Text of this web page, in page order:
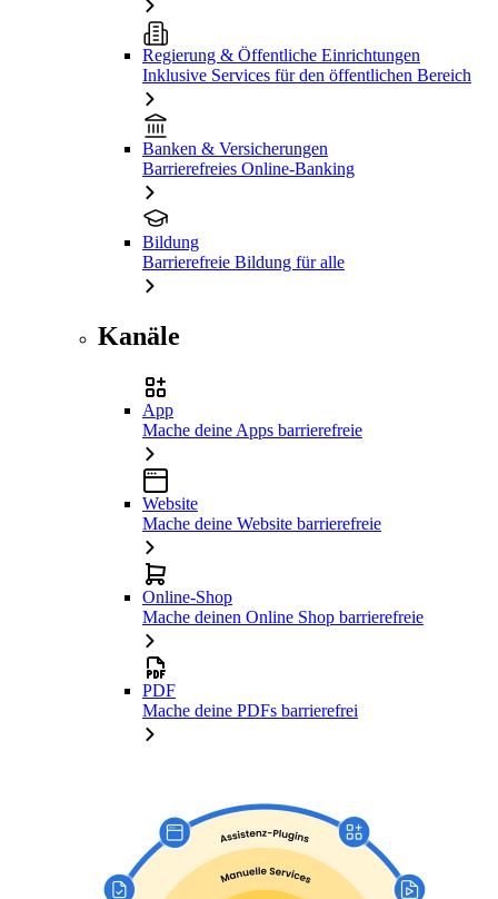
Regierung & Öffentliche Einrichtungen
Inklusive Services für den öffentlichen Bereich
Banken & Versicherungen
Barrierefreies Online-Banking
Bildung
Barrierefreie Bildung für alle
Kanäle
App
Mache deine Apps barrierefreie
Website
Mache deine Website barrierefreie
Online-Shop
Mache deinen Online Shop barrierefreie
PDF
Mache deine PDFs barrierefrei